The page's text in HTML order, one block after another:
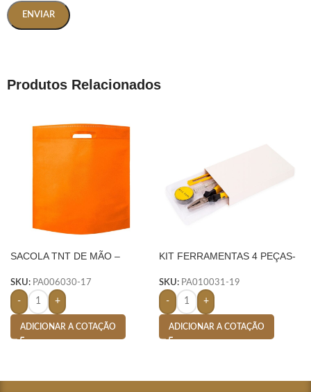
Produtos Relacionados
SACOLA TNT DE MÃO –
SKU: PA006030-17
- +
ADICIONAR A COTAÇÃO
KIT FERRAMENTAS 4 PEÇAS-
SKU: PA010031-19
- +
ADICIONAR A COTAÇÃO